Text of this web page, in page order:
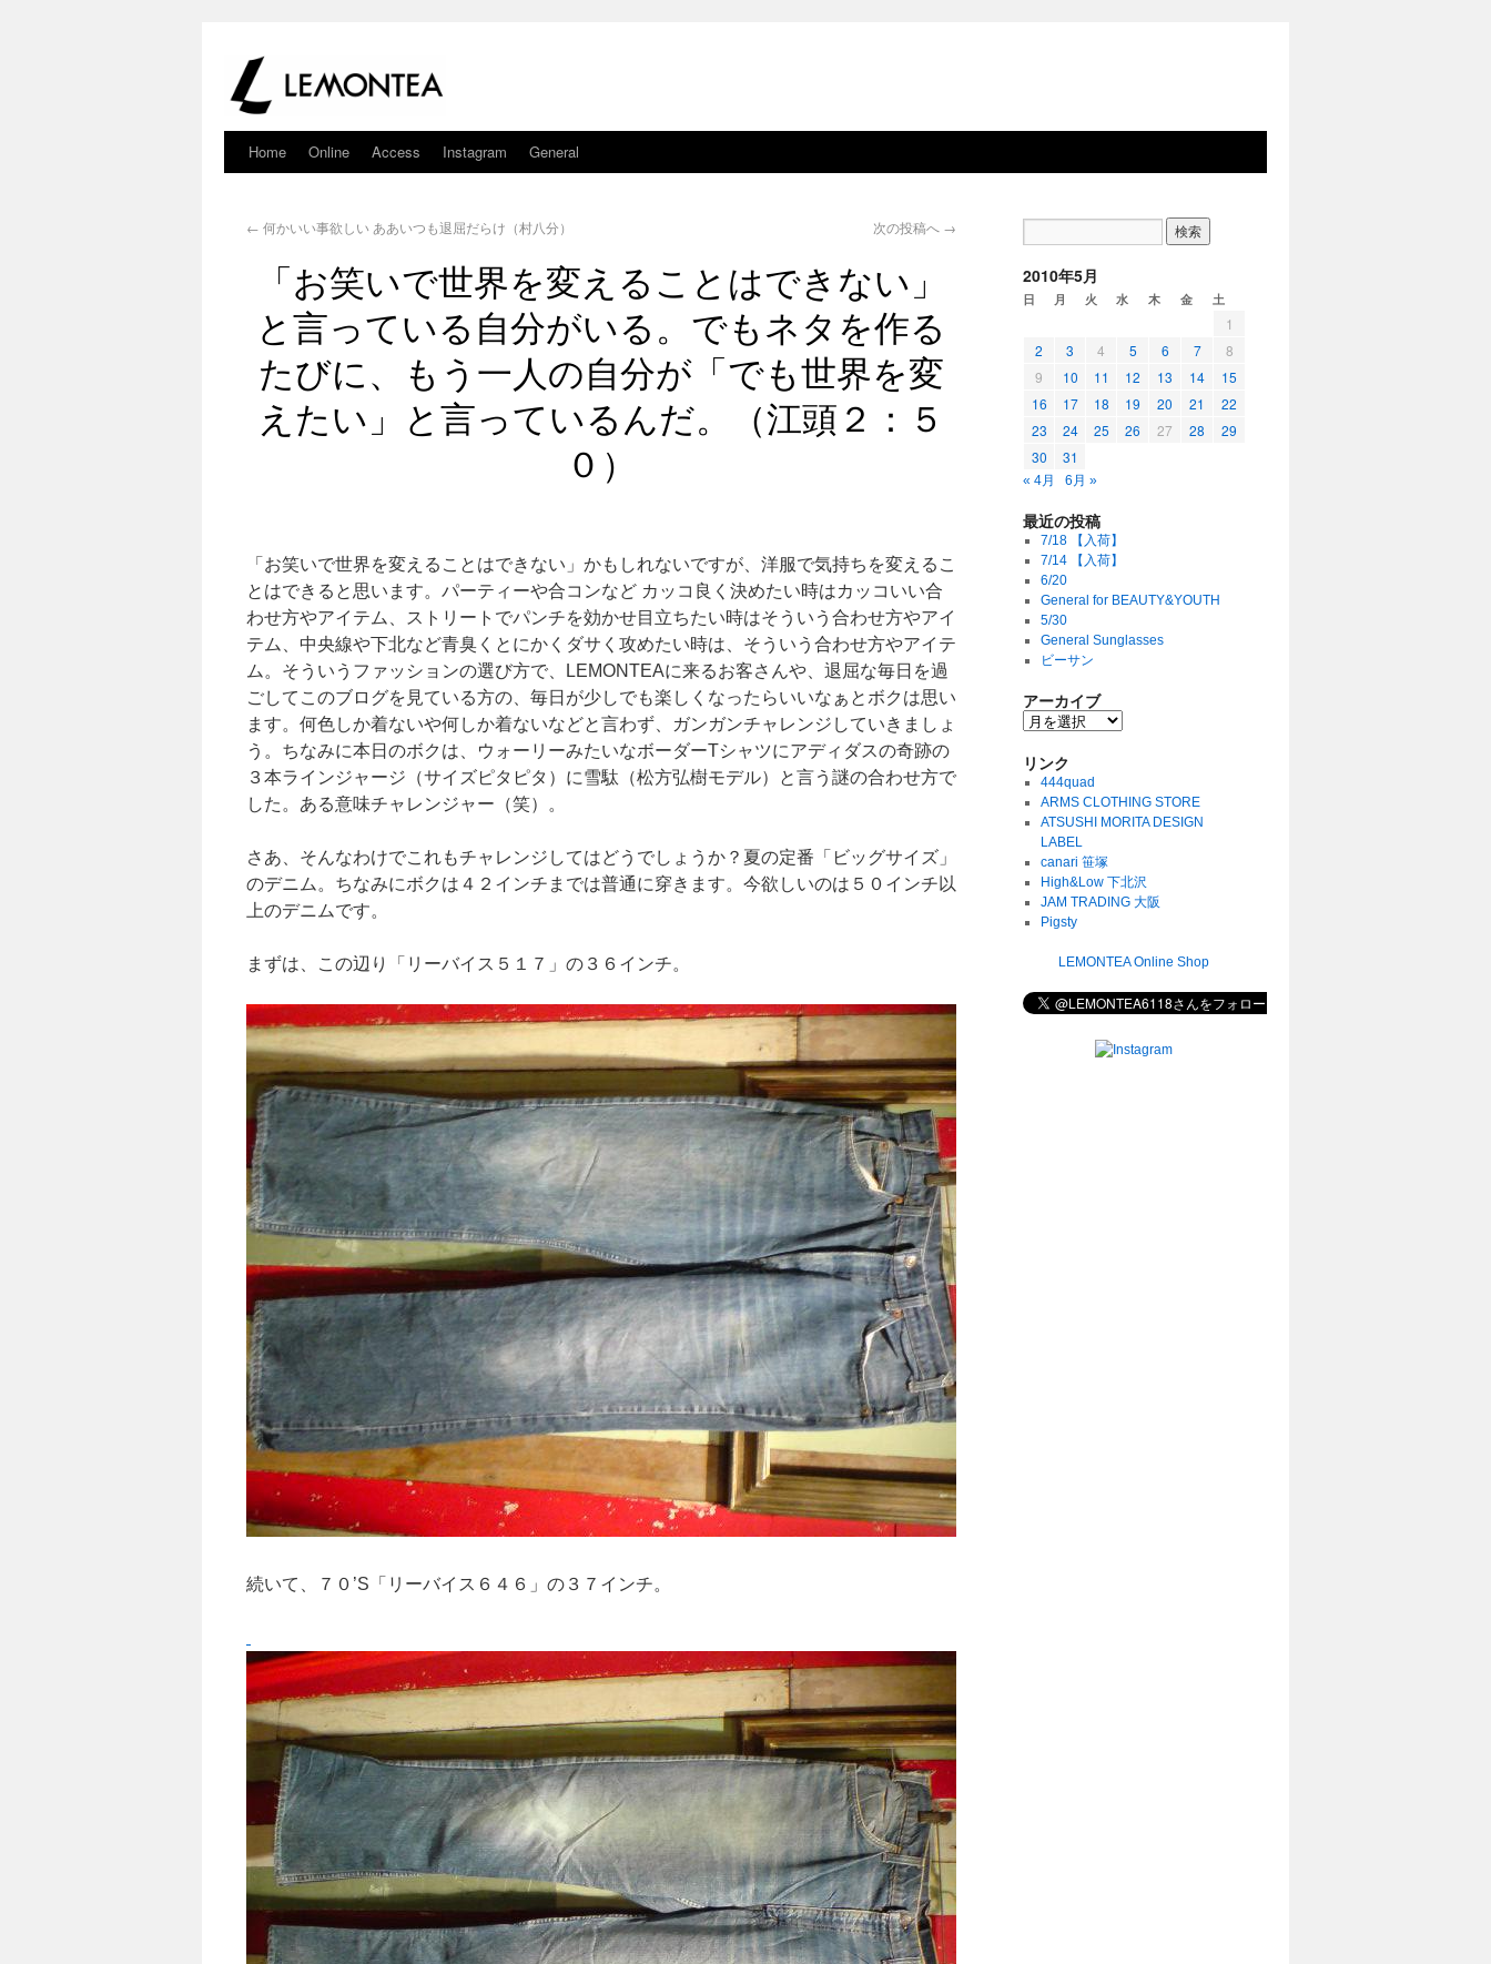
Home Online Access Instagram General
← 何かいい事欲しい ああいつも退屈だらけ（村八分） 次の投稿へ →
「お笑いで世界を変えることはできない」
と言っている自分がいる。でもネタを作る
たびに、もう一人の自分が「でも世界を変
えたい」と言っているんだ。（江頭２：５
０）
「お笑いで世界を変えることはできない」かもしれないですが、洋服で気持ちを変えるこ
とはできると思います。パーティーや合コンなど カッコ良く決めたい時はカッコいい合
わせ方やアイテム、ストリートでパンチを効かせ目立ちたい時はそういう合わせ方やアイ
テム、中央線や下北など青臭くとにかくダサく攻めたい時は、そういう合わせ方やアイテ
ム。そういうファッションの選び方で、LEMONTEAに来るお客さんや、退屈な毎日を過
ごしてこのブログを見ている方の、毎日が少しでも楽しくなったらいいなぁとボクは思い
ます。何色しか着ないや何しか着ないなどと言わず、ガンガンチャレンジしていきましょ
う。ちなみに本日のボクは、ウォーリーみたいなボーダーTシャツにアディダスの奇跡の
３本ラインジャージ（サイズピタピタ）に雪駄（松方弘樹モデル）と言う謎の合わせ方で
した。ある意味チャレンジャー（笑）。
さあ、そんなわけでこれもチャレンジしてはどうでしょうか？夏の定番「ビッグサイズ」
のデニム。ちなみにボクは４２インチまでは普通に穿きます。今欲しいのは５０インチ以
上のデニムです。
まずは、この辺り「リーバイス５１７」の３６インチ。
続いて、７０’S「リーバイス６４６」の３７インチ。
2010年5月
日 月 火 水 木 金 土
1
2
3 4 5 6 7
8
9
10 11 12 13 14
15
16
17 18 19 20 21
22
23
24 25 26 27 28
29
30
31
« 4月 6月 »
最近の投稿
7/18 【入荷】
7/14 【入荷】
6/20
General for BEAUTY&YOUTH
5/30
General Sunglasses
ビーサン
アーカイブ
リンク
444quad
ARMS CLOTHING STORE
ATSUSHI MORITA DESIGN
LABEL
canari 笹塚
High&Low 下北沢
JAM TRADING 大阪
Pigsty
LEMONTEA Online Shop